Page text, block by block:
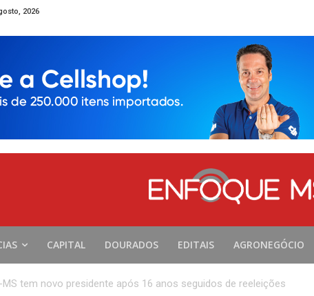
2026
CAPITAL DOURADOS EDITAIS AGRONEGÓCIO
tem novo presidente após 16 anos seguidos de reeleições